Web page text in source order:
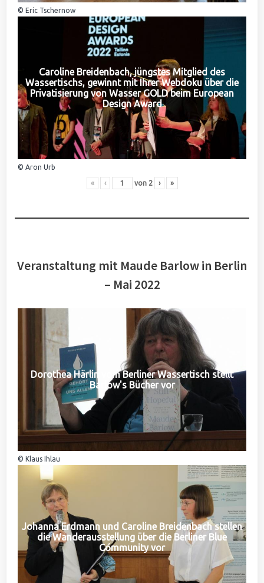
© Eric Tschernow
Caroline Breidenbach, jüngstes Mitglied des
Wassertischs, gewinnt mit Ihrer Webdoku über die
Privatisierung von Wasser GOLD beim European
Design Award
© Aron Urb
« ‹ von 2 › »
Veranstaltung mit Maude Barlow in Berlin
– Mai 2022
Dorothea Härlin vom Berliner Wassertisch stellt
Barlow's Bücher vor
© Klaus Ihlau
Johanna Erdmann und Caroline Breidenbach stellen
die Wanderausstellung über die Berliner Blue
Community vor